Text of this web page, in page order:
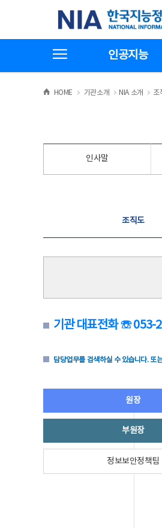
기
한국지능정보사회진흥원
인공지능
HOME >
기관소개 >NIA 소개 >
조
인사말
조직도
기관 대표전화 ☏ 053-
담당업무를 검색하실 수 있습니다. 또
원장
부원장
정보보안정책팀